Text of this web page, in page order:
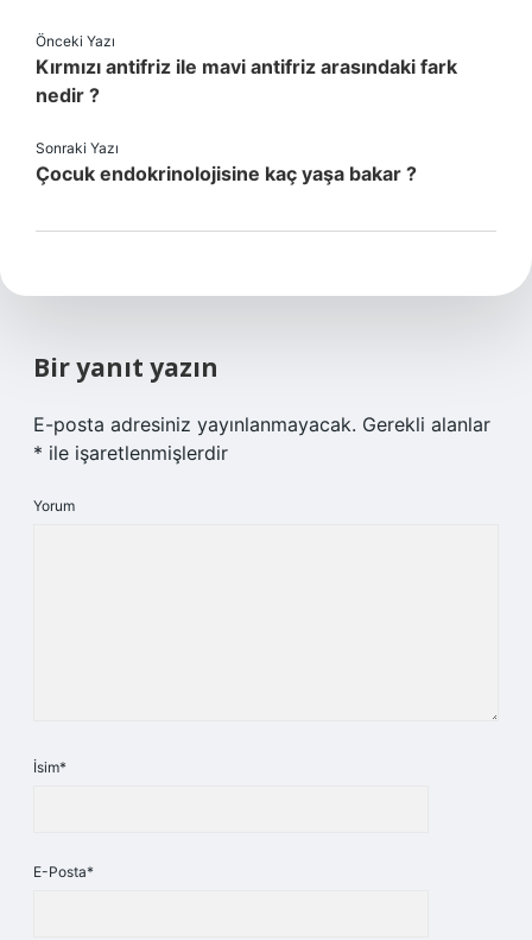
Önceki Yazı
Kırmızı antifriz ile mavi antifriz arasındaki fark
nedir ?
Sonraki Yazı
Çocuk endokrinolojisine kaç yaşa bakar ?
Bir yanıt yazın
E-posta adresiniz yayınlanmayacak. Gerekli alanlar
* ile işaretlenmişlerdir
Yorum
İsim*
E-Posta*